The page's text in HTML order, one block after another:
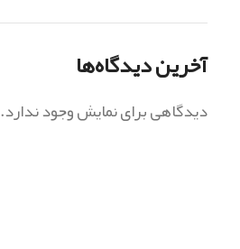
آخرین دیدگاه‌ها
دیدگاهی برای نمایش وجود ندارد.